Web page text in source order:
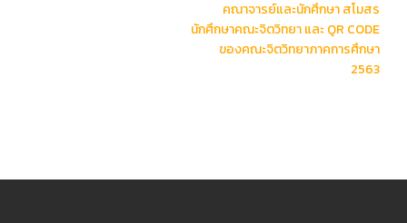
คณาจารย์และนักศึกษา สโมสร
นักศึกษาคณะจิตวิทยา และ QR CODE
ของคณะจิตวิทยาภาคการศึกษา
2563